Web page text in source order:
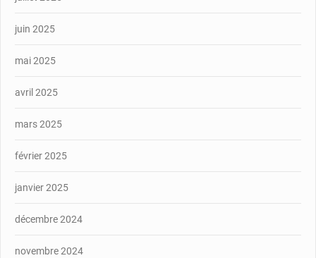
juin 2025
mai 2025
avril 2025
mars 2025
février 2025
janvier 2025
décembre 2024
novembre 2024